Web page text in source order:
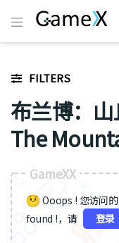
FILTERS
布兰博：
The
GameXX
Ooops ! 您访问
found !，请
登录